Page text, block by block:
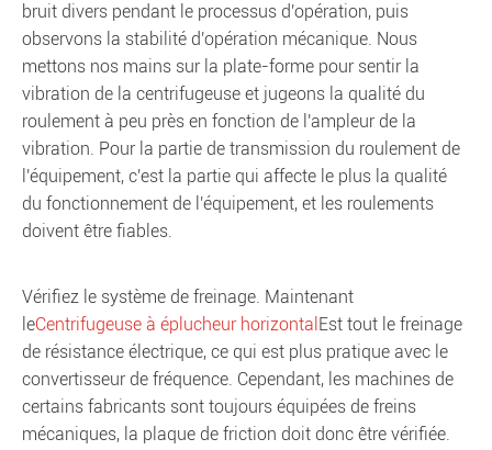
bruit divers pendant le processus d'opération, puis
observons la stabilité d'opération mécanique. Nous
mettons nos mains sur la plate-forme pour sentir la
vibration de la centrifugeuse et jugeons la qualité du
roulement à peu près en fonction de l'ampleur de la
vibration. Pour la partie de transmission du roulement de
l'équipement, c'est la partie qui affecte le plus la qualité
du fonctionnement de l'équipement, et les roulements
doivent être fiables.
Vérifiez le système de freinage. Maintenant
leCentrifugeuse à éplucheur horizontal Est tout le freinage
de résistance électrique, ce qui est plus pratique avec le
convertisseur de fréquence. Cependant, les machines de
certains fabricants sont toujours équipées de freins
mécaniques, la plaque de friction doit donc être vérifiée.